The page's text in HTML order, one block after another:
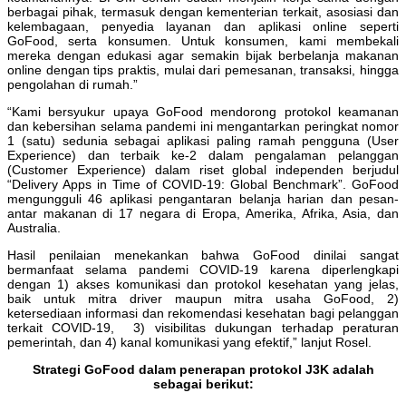
berbagai pihak, termasuk dengan kementerian terkait, asosiasi dan
kelembagaan, penyedia layanan dan aplikasi online seperti
GoFood, serta konsumen. Untuk konsumen, kami membekali
mereka dengan edukasi agar semakin bijak berbelanja makanan
online dengan tips praktis, mulai dari pemesanan, transaksi, hingga
pengolahan di rumah.”
“Kami bersyukur upaya GoFood mendorong protokol keamanan
dan kebersihan selama pandemi ini mengantarkan peringkat nomor
1 (satu) sedunia sebagai aplikasi paling ramah pengguna (User
Experience) dan terbaik ke-2 dalam pengalaman pelanggan
(Customer Experience) dalam riset global independen berjudul
“Delivery Apps in Time of COVID-19: Global Benchmark”. GoFood
mengungguli 46 aplikasi pengantaran belanja harian dan pesan-
antar makanan di 17 negara di Eropa, Amerika, Afrika, Asia, dan
Australia.
Hasil penilaian menekankan bahwa GoFood dinilai sangat
bermanfaat selama pandemi COVID-19 karena diperlengkapi
dengan 1) akses komunikasi dan protokol kesehatan yang jelas,
baik untuk mitra driver maupun mitra usaha GoFood, 2)
ketersediaan informasi dan rekomendasi kesehatan bagi pelanggan
terkait COVID-19, 3) visibilitas dukungan terhadap peraturan
pemerintah, dan 4) kanal komunikasi yang efektif,” lanjut Rosel.
Strategi GoFood dalam penerapan protokol J3K adalah
sebagai berikut: